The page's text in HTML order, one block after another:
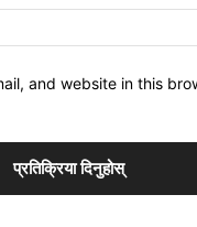
and website in this